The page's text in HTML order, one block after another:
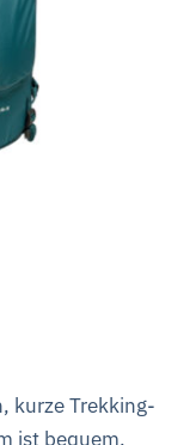
kurze Trekking-
ist bequem,